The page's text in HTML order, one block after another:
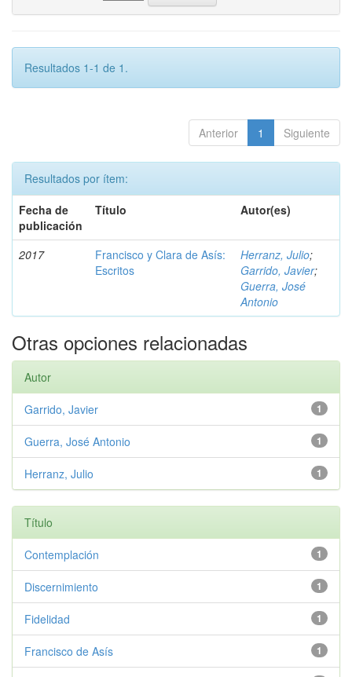
Resultados 1-1 de 1.
Anterior 1 Siguiente
Resultados por ítem:
Fecha de
publicación
Título Autor(es)
2017
Francisco y Clara de Asís:
Escritos
Herranz, Julio;
Garrido, Javier;
Guerra, José
Antonio
Otras opciones relacionadas
Autor
1
Garrido, Javier
1
Guerra, José Antonio
1
Herranz, Julio
Título
1
Contemplación
1
Discernimiento
1
Fidelidad
1
Francisco de Asís